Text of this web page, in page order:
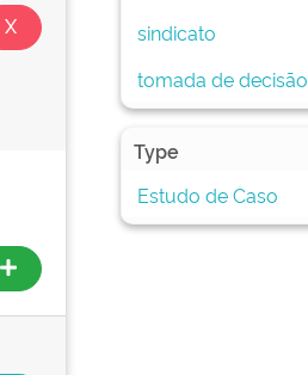
sindicato
tomada de decisão
Type
Estudo de Caso